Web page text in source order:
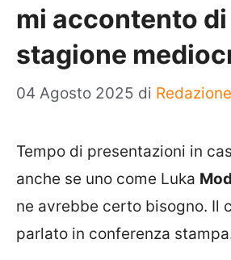
mi accontento di
stagione
04 Agosto 2025 di
Tempo di presentazioni in
anche se uno come Luka
ne avrebbe certo bisogno. Il
parlato in conferenza